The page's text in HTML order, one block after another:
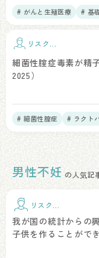
# がんと生殖医療 # 基
リスク因
細菌性腟症毒素が精
2025）
# 細菌性膣症 # ラクト
男性不妊 の人気記
リスク因
我が国の統計からの
子供を作ることがで